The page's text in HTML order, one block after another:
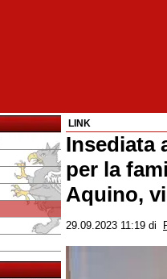
LINK
Insediata
per la
Aquino,
29.09.2023 11:19 di